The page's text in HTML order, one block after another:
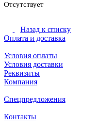
Отсутствует
Назад к списку
Оплата и доставка
Условия оплаты
Условия доставки
Реквизиты
Компания
Спецпредложения
Контакты